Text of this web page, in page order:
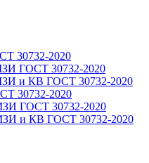
30732-2020
ГОСТ 30732-2020
и КВ ГОСТ 30732-2020
30732-2020
ГОСТ 30732-2020
и КВ ГОСТ 30732-2020